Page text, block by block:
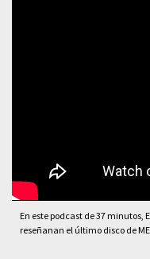
En este podcast de 37 minutos,
reseñanan el último disco de